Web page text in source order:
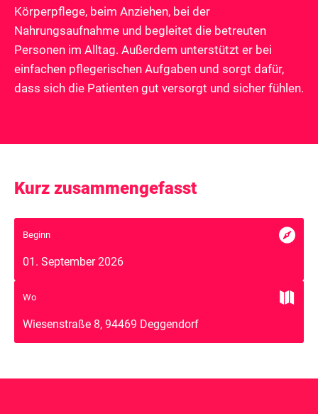
Körperpflege, beim Anziehen, bei der
Nahrungsaufnahme und begleitet die betreuten
Personen im Alltag. Außerdem unterstützt er bei
einfachen pflegerischen Aufgaben und sorgt dafür,
dass sich die Patienten gut versorgt und sicher fühlen.
Kurz zusammengefasst
Beginn 
01. September 2026
Wo 
Wiesenstraße 8, 94469 Deggendorf